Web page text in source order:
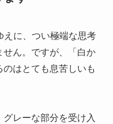
えに、つい極端な思考
ん。ですが、「白か
はとても息苦しいも
レーな部分を受け入